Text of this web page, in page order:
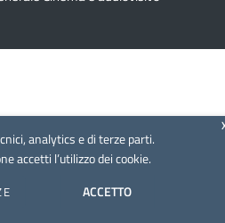
analytics e di terze parti.
accetti l’utilizzo dei cookie.
ACCETTO